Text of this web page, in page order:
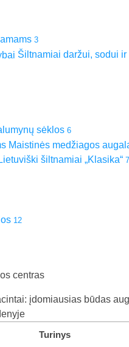
3
Šiltnamiai daržui, sodui ir
sėklos 6
Maistinės medžiagos
Lietuviški šiltnamiai „Klasika“
12
centras
įdomiausias būdas
Turinys